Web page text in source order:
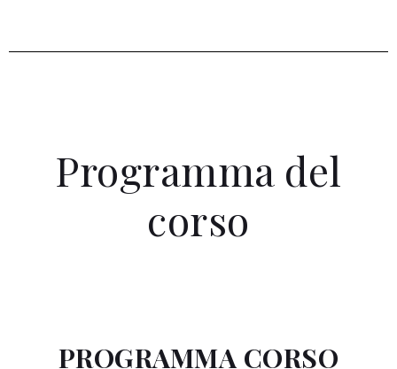
Programma del
corso
PROGRAMMA CORSO